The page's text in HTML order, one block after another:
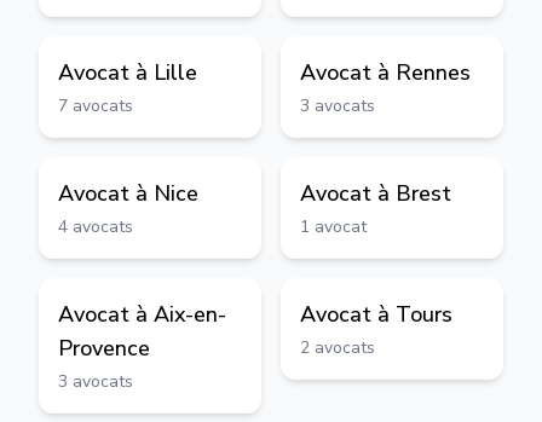
Avocat à Lille
7 avocats
Avocat à Rennes
3 avocats
Avocat à Nice
4 avocats
Avocat à Brest
1 avocat
Avocat à Aix-en-
Provence
3 avocats
Avocat à Tours
2 avocats